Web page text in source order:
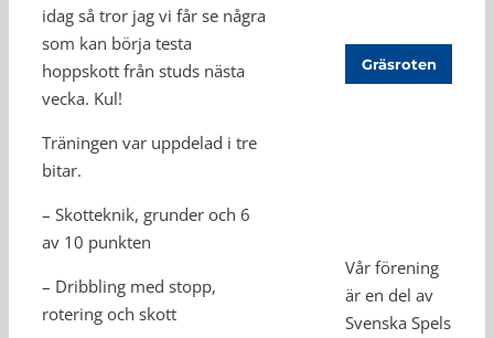
idag så tror jag vi får se några
som kan börja testa
hoppskott från studs nästa
vecka. Kul!
Träningen var uppdelad i tre
bitar.
– Skotteknik, grunder och 6
av 10 punkten
– Dribbling med stopp,
rotering och skott
Gräsroten
Vår förening
är en del av
Svenska Spels